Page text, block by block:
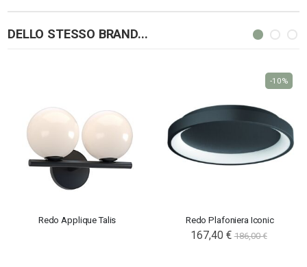
DELLO STESSO BRAND...
Redo Applique Talis Redo Plafoniera Iconic
167,40 € 186,00 €
-10%